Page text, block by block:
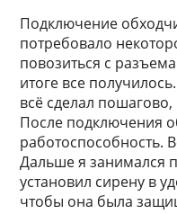
Подключение
потребовало
повозиться с
итоге все
всё сделал
После подключения
работоспособность.
Дальше я занимался
установил сирену в
чтобы она была